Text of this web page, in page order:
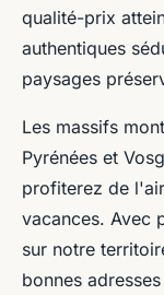
qualité-prix
authentiques
paysages
Les massifs
Pyrénées et
profiterez de
vacances. Avec
sur notre
bonnes